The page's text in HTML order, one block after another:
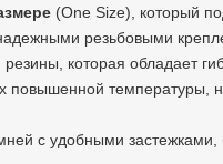
(One Size), который
резьбовыми
которая обладает
повышенной температуры,
с удобными застежками,